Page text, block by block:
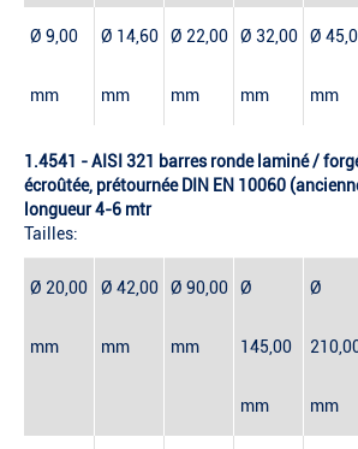
Ø 9,00
mm
Ø 14,60
mm
Ø 22,00
mm
Ø 32,00
mm
Ø
mm
1.4541 - AISI 321 barres ronde laminé /
écroûtée, prétournée DIN EN 10060
longueur 4-6 mtr
Tailles:
Ø 20,00
mm
Ø 42,00
mm
Ø 90,00
mm
Ø
145,00
mm
Ø
mm